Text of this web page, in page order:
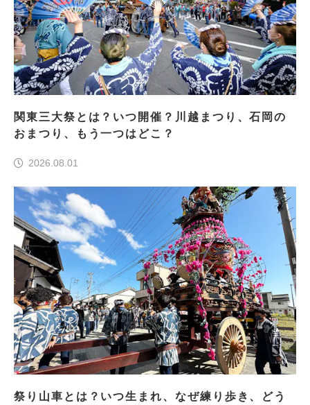
関東三大祭とは？いつ開催？川越まつり、石岡の
おまつり、もう一つはどこ？
2026.08.01
祭り山車とは？いつ生まれ、なぜ練り歩き、どう